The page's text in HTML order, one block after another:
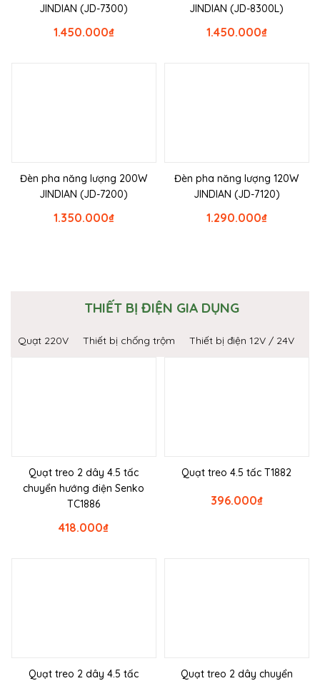
JINDIAN (JD-7300)
₫
1.450.000
JINDIAN (JD-8300L)
₫
1.450.000
Đèn pha năng lượng 200W
JINDIAN (JD-7200)
₫
1.350.000
Đèn pha năng lượng 120W
JINDIAN (JD-7120)
₫
1.290.000
THIẾT BỊ ĐIỆN GIA DỤNG
Quạt 220V Thiết bị chống trộm Thiết bị điện 12V / 24V
Quạt treo 2 dây 4.5 tấc
chuyển hướng điện Senko
TC1886
₫
418.000
Quạt treo 4.5 tấc T1882
₫
396.000
Quạt treo 2 dây 4.5 tấc
Quạt treo 2 dây chuyển